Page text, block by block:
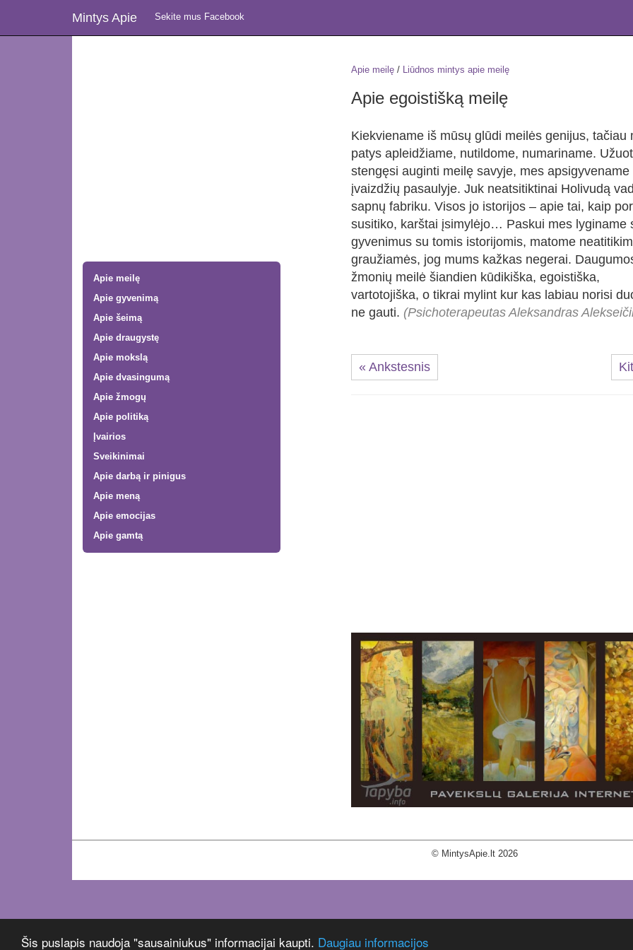
Šis puslapis naudoja "sausainiukus" informacijai kaupti. Daugiau informacijos
Mintys Apie Sekite mus Facebook
Apie meilę
Apie gyvenimą
Apie šeimą
Apie draugystę
Apie mokslą
Apie dvasingumą
Apie žmogų
Apie politiką
Įvairios
Sveikinimai
Apie darbą ir pinigus
Apie meną
Apie emocijas
Apie gamtą
Apie meilę / Liūdnos mintys apie meilę
Apie egoistišką meilę
Kiekviename iš mūsų glūdi meilės genijus, tačiau
patys apleidžiame, nutildome, numariname. Užuot
stengęsi auginti meilę savyje, mes apsigyvename
įvaizdžių pasaulyje. Juk neatsitiktinai Holivudą
sapnų fabriku. Visos jo istorijos – apie tai, kaip
susitiko, karštai įsimylėjo… Paskui mes lyginame
gyvenimus su tomis istorijomis, matome
graužiamės, jog mums kažkas negerai.
žmonių meilė šiandien kūdikiška, egoistiška,
vartotojiška, o tikrai mylint kur kas labiau norisi
ne gauti. (Psichoterapeutas Aleksandras
« Ankstesnis
© MintysApie.lt 2026